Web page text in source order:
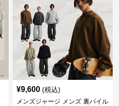
¥9,600 (税込)
メンズジャージ メンズ 裏パイル